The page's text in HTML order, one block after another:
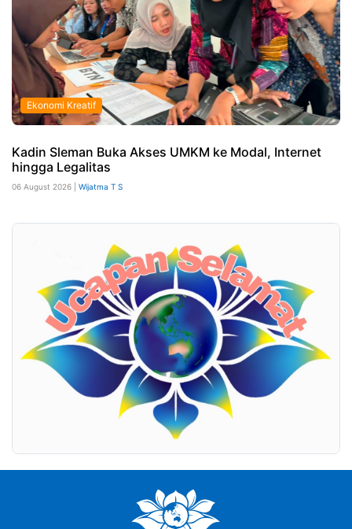
Ekonomi Kreatif
Kadin Sleman Buka Akses UMKM ke Modal, Internet
hingga Legalitas
06 August 2026 | Wijatma T S